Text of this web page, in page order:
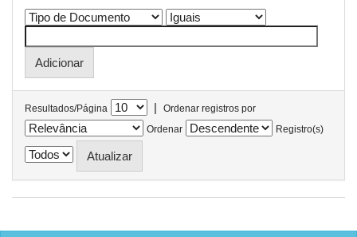
Resultados/Página |
Ordenar registros por
Ordenar
Registro(s)